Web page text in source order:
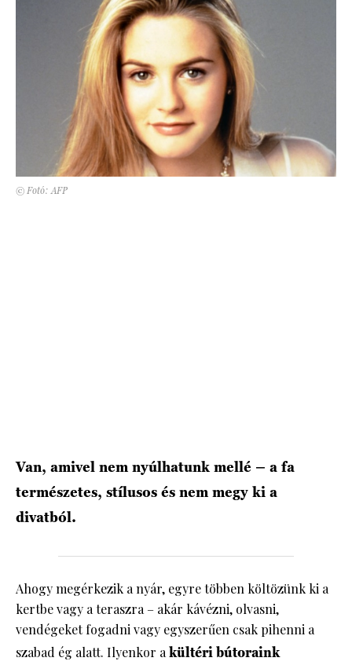
© Fotó: AFP
Van, amivel nem nyúlhatunk mellé – a fa
természetes, stílusos és nem megy ki a
divatból.
Ahogy megérkezik a nyár, egyre többen költözünk ki a
kertbe vagy a teraszra – akár kávézni, olvasni,
vendégeket fogadni vagy egyszerűen csak pihenni a
szabad ég alatt. Ilyenkor akültéri bútoraink